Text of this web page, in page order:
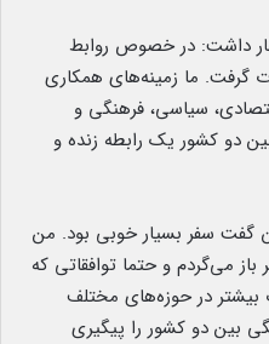
داشت: در خصوص روابط
ما زمینه‌های همکاری
سیاسی، فرهنگی و
دو کشور یک رابطه زنده و
گفت سفر بسیار خوبی بود. من
باز می‌گردم و حتما توافقاتی که
بیشتر در حوزه‌های مختلف
بین دو کشور را پیگیری